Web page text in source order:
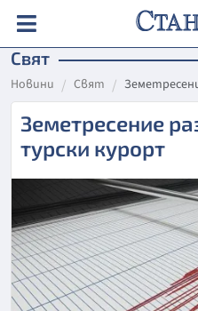
Свят
Новини Свят
Земетресение
турски курорт